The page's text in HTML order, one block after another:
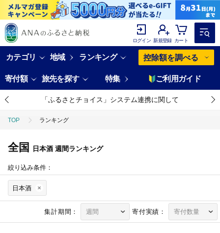
ログイン 新規登録 カート
カテゴリ 地域 ランキング 控除額を調べる
寄付額 旅先を探す 特集 ご利用ガイド
「ふるさとチョイス」システム連携に関して
TOP ランキング
全国 日本酒 週間ランキング
絞り込み条件：
日本酒
集計期間： 寄付実績：